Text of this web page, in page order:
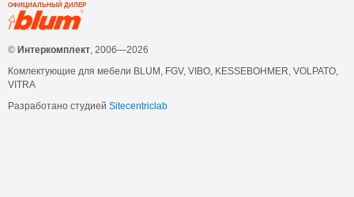
ОФИЦИАЛЬНЫЙ ДИЛЕР
© Интеркомплект , 2006—2026
Комлектующие для мебели BLUM, FGV, VIBO, KESSEBOHMER, VOLPATO,
VITRA
Разработано студией Sitecentriclab